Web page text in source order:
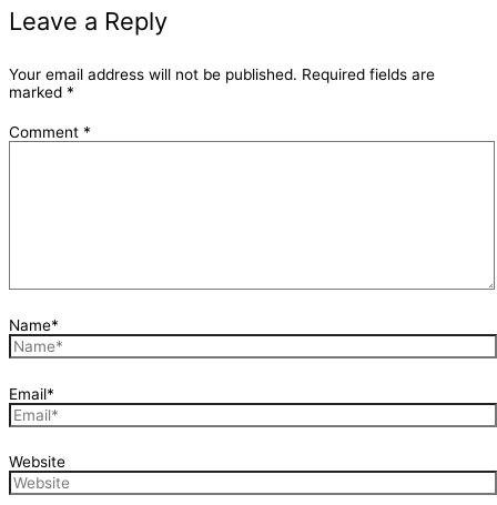
Leave a Reply
Your email address will not be published. Required fields are
marked *
Comment *
Name*
Email*
Website